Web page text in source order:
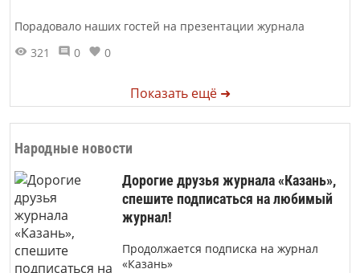
Порадовало наших гостей на презентации журнала
321
0 0
Показать ещё ➜
Народные новости
Дорогие друзья журнала «Казань»,
спешите подписаться на любимый
журнал!
Продолжается подписка на журнал
«Казань»